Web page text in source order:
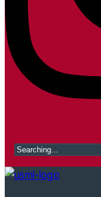
Search
for: